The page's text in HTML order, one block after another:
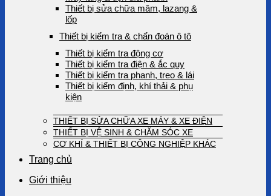
Thiết bị sửa chữa mâm, lazang &
lốp
Thiết bị kiểm tra & chẩn đoán ô tô
Thiết bị kiểm tra động cơ
Thiết bị kiểm tra điện & ắc quy
Thiết bị kiểm tra phanh, treo & lái
Thiết bị kiểm định, khí thải & phụ
kiện
THIẾT BỊ SỬA CHỮA XE MÁY & XE ĐIỆN
THIẾT BỊ VỆ SINH & CHĂM SÓC XE
CƠ KHÍ & THIẾT BỊ CÔNG NGHIỆP KHÁC
Trang chủ
Giới thiệu